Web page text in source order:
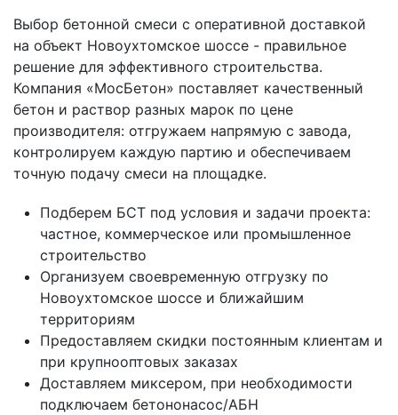
Выбор бетонной смеси с оперативной доставкой
на объект Новоухтомское шоссе - правильное
решение для эффективного строительства.
Компания «МосБетон» поставляет качественный
бетон и раствор разных марок по цене
производителя: отгружаем напрямую с завода,
контролируем каждую партию и обеспечиваем
точную подачу смеси на площадке.
Подберем БСТ под условия и задачи проекта:
частное, коммерческое или промышленное
строительство
Организуем своевременную отгрузку по
Новоухтомское шоссе и ближайшим
территориям
Предоставляем скидки постоянным клиентам и
при крупнооптовых заказах
Доставляем миксером, при необходимости
подключаем бетононасос/АБН